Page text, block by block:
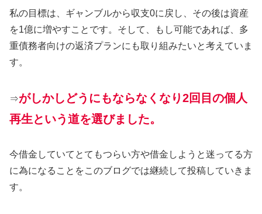
私の目標は、ギャンブルから収支0に戻し、その後は資産
を1億に増やすことです。そして、もし可能であれば、多
重債務者向けの返済プランにも取り組みたいと考えていま
す。
⇒がしかしどうにもならなくなり2回目の個人
再生という道を選びました。
今借金していてとてもつらい方や借金しようと迷ってる方
に為になることをこのブログでは継続して投稿していきま
す。